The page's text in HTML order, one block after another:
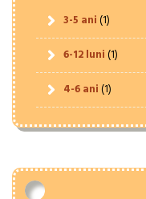
3-5 ani(1)
6-12 luni(1)
4-6 ani(1)